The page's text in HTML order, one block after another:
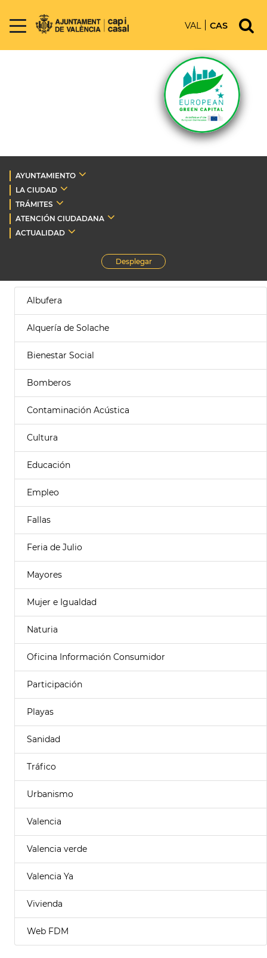
VAL CAS
AYUNTAMIENTO
LA CIUDAD
TRÁMITES
ATENCIÓN CIUDADANA
ACTUALIDAD
Desplegar
Albufera
Alquería de Solache
Bienestar Social
Bomberos
Contaminación Acústica
Cultura
Educación
Empleo
Fallas
Feria de Julio
Mayores
Mujer e Igualdad
Naturia
Oficina Información Consumidor
Participación
Playas
Sanidad
Tráfico
Urbanismo
Valencia
Valencia verde
Valencia Ya
Vivienda
Web FDM